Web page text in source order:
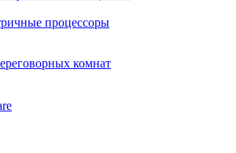
процессоры
комнат